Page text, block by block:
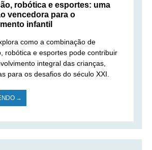
robótica e esportes: uma
vencedora para o
infantil
como a combinação de
robótica e esportes pode contribuir
integral das crianças,
para os desafios do século XXI.
→